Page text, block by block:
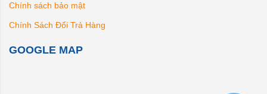
Chính sách bảo mật
Chính Sách Đổi Trả Hàng
GOOGLE MAP